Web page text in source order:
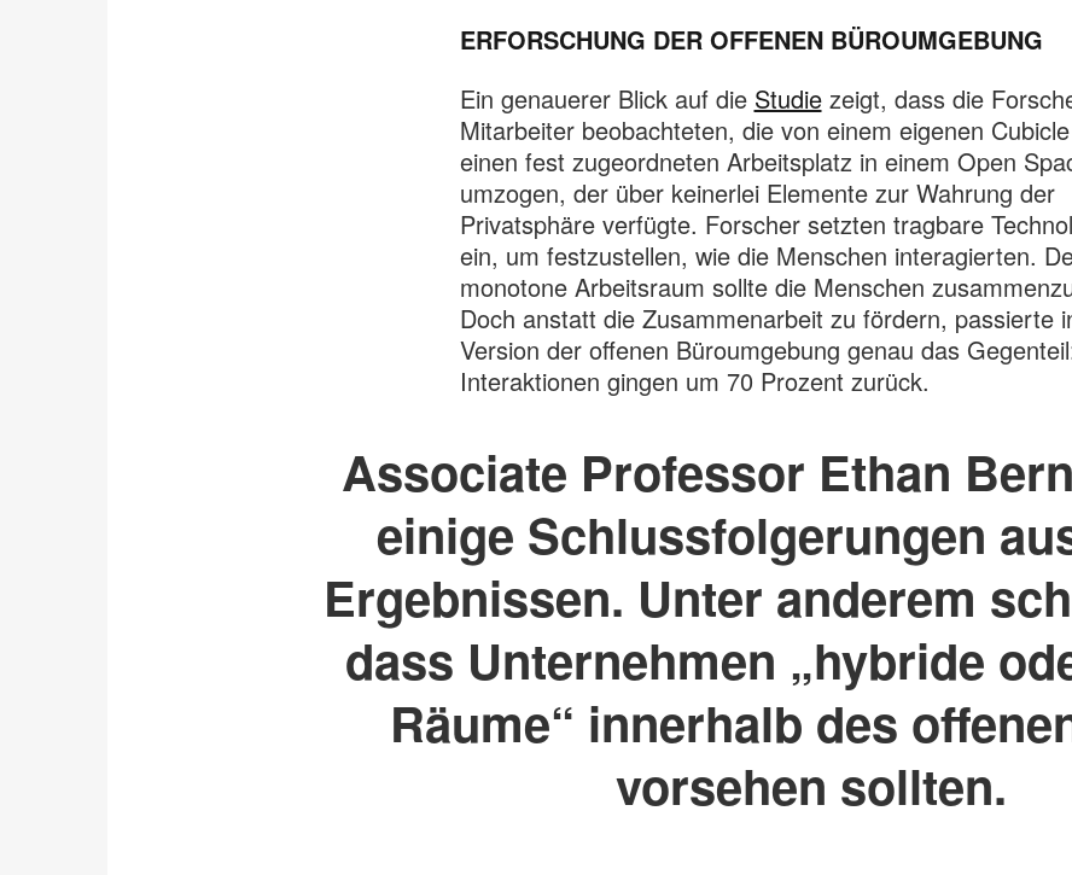
ERFORSCHUNG DER OFFENEN BÜROUMGEBUNG
Ein genauerer Blick auf die Studiezeigt, dass die
Mitarbeiter beobachteten, die von einem eigenen
einen fest zugeordneten Arbeitsplatz in einem Open
umzogen, der über keinerlei Elemente zur Wahrung der
Privatsphäre verfügte. Forscher setzten tragbare
ein, um festzustellen, wie die Menschen interagierten.
monotone Arbeitsraum sollte die Menschen
Doch anstatt die Zusammenarbeit zu fördern, passierte
Version der offenen Büroumgebung genau das
Interaktionen gingen um 70 Prozent zurück.
Associate Professor Ethan
einige Schlussfolgerungen
Ergebnissen. Unter anderem
dass Unternehmen „hybride
Räume“ innerhalb des
vorsehen sollten.